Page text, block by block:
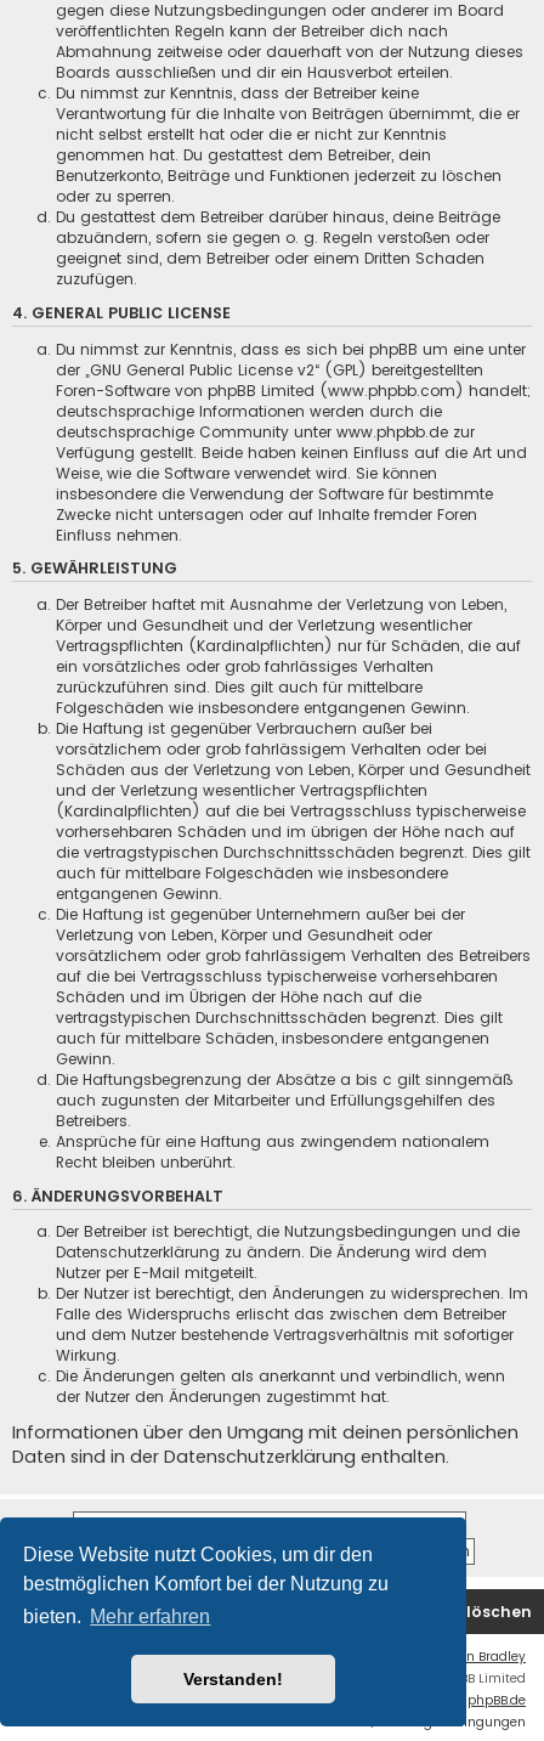
Diese Website nutzt Cookies, um dir den
bestmöglichen Komfort bei der Nutzung zu
bieten. Mehr erfahren
Verstanden!
gegen diese Nutzungsbedingungen oder anderer im Board
veröffentlichten Regeln kann der Betreiber dich nach
Abmahnung zeitweise oder dauerhaft von der Nutzung dieses
Boards ausschließen und dir ein Hausverbot erteilen.
Du nimmst zur Kenntnis, dass der Betreiber keine
Verantwortung für die Inhalte von Beiträgen übernimmt, die er
nicht selbst erstellt hat oder die er nicht zur Kenntnis
genommen hat. Du gestattest dem Betreiber, dein
Benutzerkonto, Beiträge und Funktionen jederzeit zu löschen
oder zu sperren.
Du gestattest dem Betreiber darüber hinaus, deine Beiträge
abzuändern, sofern sie gegen o. g. Regeln verstoßen oder
geeignet sind, dem Betreiber oder einem Dritten Schaden
zuzufügen.
4. GENERAL PUBLIC LICENSE
Du nimmst zur Kenntnis, dass es sich bei phpBB um eine unter
der „GNU General Public License v2“ (GPL) bereitgestellten
Foren-Software von phpBB Limited (www.phpbb.com) handelt;
deutschsprachige Informationen werden durch die
deutschsprachige Community unter www.phpbb.de zur
Verfügung gestellt. Beide haben keinen Einfluss auf die Art und
Weise, wie die Software verwendet wird. Sie können
insbesondere die Verwendung der Software für bestimmte
Zwecke nicht untersagen oder auf Inhalte fremder Foren
Einfluss nehmen.
5. GEWÄHRLEISTUNG
Der Betreiber haftet mit Ausnahme der Verletzung von Leben,
Körper und Gesundheit und der Verletzung wesentlicher
Vertragspflichten (Kardinalpflichten) nur für Schäden, die auf
ein vorsätzliches oder grob fahrlässiges Verhalten
zurückzuführen sind. Dies gilt auch für mittelbare
Folgeschäden wie insbesondere entgangenen Gewinn.
Die Haftung ist gegenüber Verbrauchern außer bei
vorsätzlichem oder grob fahrlässigem Verhalten oder bei
Schäden aus der Verletzung von Leben, Körper und Gesundheit
und der Verletzung wesentlicher Vertragspflichten
(Kardinalpflichten) auf die bei Vertragsschluss typischerweise
vorhersehbaren Schäden und im übrigen der Höhe nach auf
die vertragstypischen Durchschnittsschäden begrenzt. Dies gilt
auch für mittelbare Folgeschäden wie insbesondere
entgangenen Gewinn.
Die Haftung ist gegenüber Unternehmern außer bei der
Verletzung von Leben, Körper und Gesundheit oder
vorsätzlichem oder grob fahrlässigem Verhalten des Betreibers
auf die bei Vertragsschluss typischerweise vorhersehbaren
Schäden und im Übrigen der Höhe nach auf die
vertragstypischen Durchschnittsschäden begrenzt. Dies gilt
auch für mittelbare Schäden, insbesondere entgangenen
Gewinn.
Die Haftungsbegrenzung der Absätze a bis c gilt sinngemäß
auch zugunsten der Mitarbeiter und Erfüllungsgehilfen des
Betreibers.
Ansprüche für eine Haftung aus zwingendem nationalem
Recht bleiben unberührt.
6. ÄNDERUNGSVORBEHALT
Der Betreiber ist berechtigt, die Nutzungsbedingungen und die
Datenschutzerklärung zu ändern. Die Änderung wird dem
Nutzer per E-Mail mitgeteilt.
Der Nutzer ist berechtigt, den Änderungen zu widersprechen. Im
Falle des Widerspruchs erlischt das zwischen dem Betreiber
und dem Nutzer bestehende Vertragsverhältnis mit sofortiger
Wirkung.
Die Änderungen gelten als anerkannt und verbindlich, wenn
der Nutzer den Änderungen zugestimmt hat.
Informationen über den Umgang mit deinen persönlichen
Daten sind in der Datenschutzerklärung enthalten.
Startseite Foren-Übersicht Alle Cookies löschen
Ian Bradley
Powered byphpBB
® Forum Software © phpBB Limited
Deutsche Übersetzung durch phpBB.de
Nutzungsbedingungen